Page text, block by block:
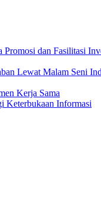
dan Fasilitasi
Lewat Malam Seni
Kerja Sama
Keterbukaan Informasi